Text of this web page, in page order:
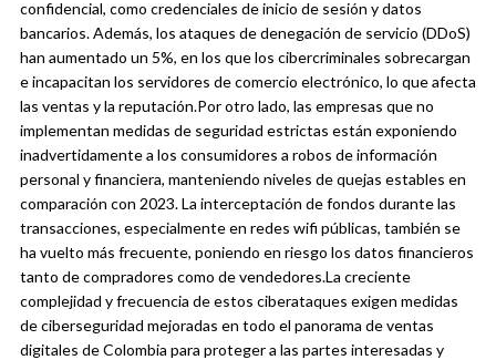
confidencial, como credenciales de inicio de sesión y datos
bancarios. Además, los ataques de denegación de servicio (DDoS)
han aumentado un 5%, en los que los cibercriminales sobrecargan
e incapacitan los servidores de comercio electrónico, lo que afecta
las ventas y la reputación.Por otro lado, las empresas que no
implementan medidas de seguridad estrictas están exponiendo
inadvertidamente a los consumidores a robos de información
personal y financiera, manteniendo niveles de quejas estables en
comparación con 2023. La interceptación de fondos durante las
transacciones, especialmente en redes wifi públicas, también se
ha vuelto más frecuente, poniendo en riesgo los datos financieros
tanto de compradores como de vendedores.La creciente
complejidad y frecuencia de estos ciberataques exigen medidas
de ciberseguridad mejoradas en todo el panorama de ventas
digitales de Colombia para proteger a las partes interesadas y